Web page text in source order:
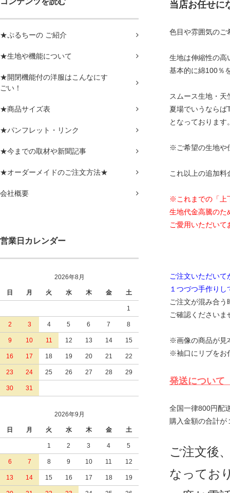
★ぷるちーの ご紹介
★生地や機能について
★開閉機能付の洋服はこんなにす
ごい！
★商品サイズ表
★パンフレット・リンク
★今までの取材や新聞記事
★オーダーメイドのご注文方法★
会社概要
営業日カレンダー
2026年8月
日 月 火 水 木 金 土
1
2 3 4 5 6 7 8
9 10 11 12 13 14 15
16 17 18 19 20 21 22
23 24 25 26 27 28 29
30 31
2026年9月
日 月 火 水 木 金 土
1 2 3 4 5
6 7 8 9 10 11 12
13 14 15 16 17 18 19
当店お任せ
色目や雰囲気のご
生地は伸縮性の高
基本的に綿100％
スムース生地・天
夏場でいうならば
となっております
※ご希望の生地や
これ以上の追加料
※これまでの「上
生地代金高騰のた
ご愛用いただいて
ご注文いただいて
１つづつ手作り
ご注文が混み合う
ご確認くださいま
※画像の商品が見
※袖口にリブをお
発
全国一律800円配
購入金額の合計が
ご注文後
なってお